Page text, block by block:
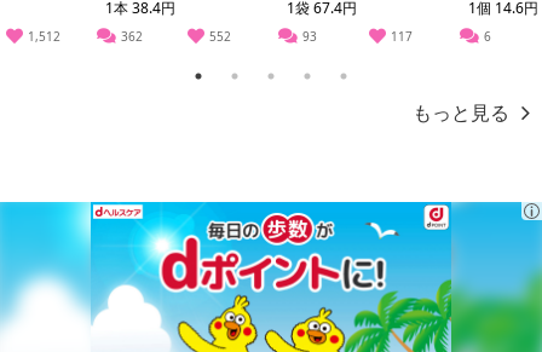
アナッツを含む)
熱量126kcal、たんぱく質1.4g、脂質7.9g、炭水化物12.2g、食塩相当量0.1g
注意事項
こちらの商品はクール便(冷蔵)でのお届けとなります。確実に受
け取りが可能な方のみお申し込みください。
※こちらの商品は、沖縄・離島地域またはクール便でのお届けが出
1本 38.4円
1,512 362
1袋 67.4円
552 93
1個 14.6円
117 6
1 2 3 4 5
もっと見る